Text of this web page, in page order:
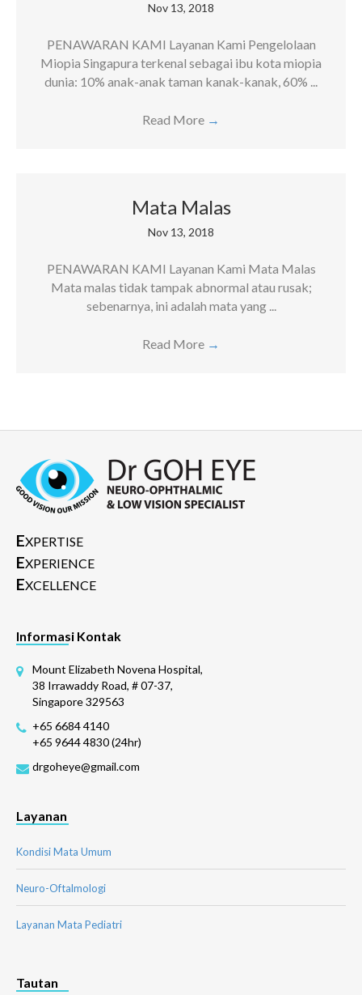
Nov 13, 2018
PENAWARAN KAMI Layanan Kami Pengelolaan
Miopia Singapura terkenal sebagai ibu kota miopia
dunia: 10% anak-anak taman kanak-kanak, 60% ...
Read More →
Mata Malas
Nov 13, 2018
PENAWARAN KAMI Layanan Kami Mata Malas
Mata malas tidak tampak abnormal atau rusak;
sebenarnya, ini adalah mata yang ...
Read More →
EXPERTISE
EXPERIENCE
EXCELLENCE
Informasi Kontak
Mount Elizabeth Novena Hospital,
38 Irrawaddy Road, # 07-37,
Singapore 329563
+65 6684 4140
+65 9644 4830 (24hr)
drgoheye@gmail.com
Layanan
Kondisi Mata Umum
Neuro-Oftalmologi
Layanan Mata Pediatri
Tautan